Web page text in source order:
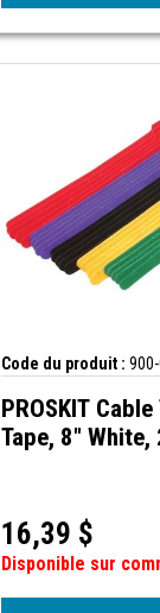
Code du produit :
PROSKIT
Tape, 8" White,
16,39 $
Disponible sur